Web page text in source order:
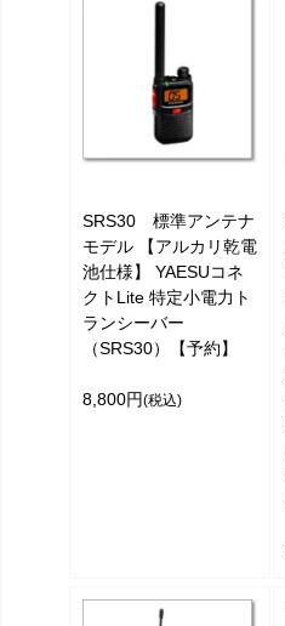
SRS30 標準アンテナ
モデル 【アルカリ乾電
池仕様】 YAESUコネ
クトLite 特定小電力ト
ランシーバー
（SRS30）【予約】
8,800円(税込)